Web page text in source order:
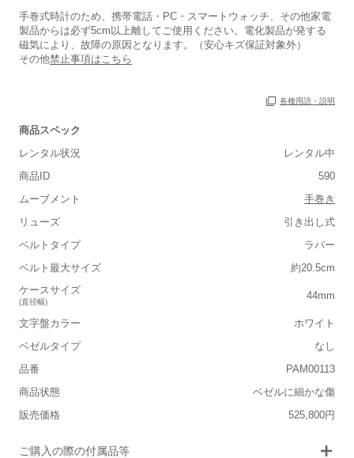
手巻式時計のため、携帯電話・PC・スマートウォッチ、その他家電
製品からは必ず5cm以上離してご使用ください。電化製品が発する
磁気により、故障の原因となります。（安心キズ保証対象外）
その他禁止事項はこちら
各種用語・説明
商品スペック
レンタル状況
レンタル中
商品ID
590
ムーブメント
手巻き
リューズ
引き出し式
ベルトタイプ
ラバー
ベルト最大サイズ
約20.5cm
ケースサイズ
(直径幅)
44mm
文字盤カラー
ホワイト
ベゼルタイプ
なし
品番
PAM00113
商品状態
ベゼルに細かな傷
販売価格
525,800円
ご購入の際の付属品等
保証書
なし
箱
なし
■重さ(ベルト込み)
■ケースの大きさ
小さい 大きい
■装飾感